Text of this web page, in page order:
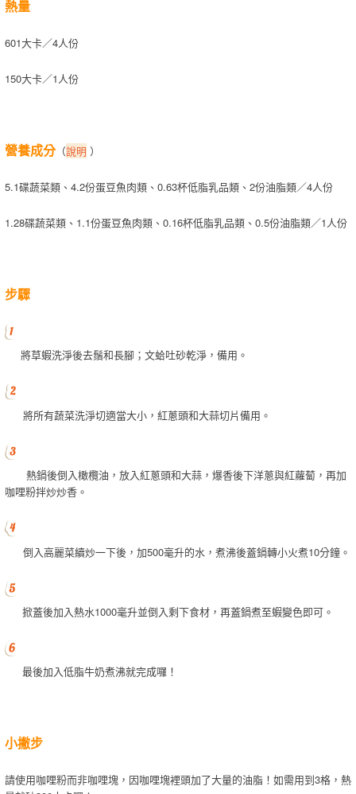
熱量
601大卡／4人份
150大卡／1人份
營養成分（說明 ）
5.1碟蔬菜類、4.2份蛋豆魚肉類、0.63杯低脂乳品類、2份油脂類／4人份
1.28碟蔬菜類、1.1份蛋豆魚肉類、0.16杯低脂乳品類、0.5份油脂類／1人份
步驟
將草蝦洗淨後去鬚和長腳；文蛤吐砂乾淨，備用。
將所有蔬菜洗淨切適當大小，紅蔥頭和大蒜切片備用。
熱鍋後倒入橄欖油，放入紅蔥頭和大蒜，爆香後下洋蔥與紅蘿蔔，再加
咖哩粉拌炒炒香。
倒入高麗菜續炒一下後，加500毫升的水，煮沸後蓋鍋轉小火煮10分鐘。
掀蓋後加入熱水1000毫升並倒入剩下食材，再蓋鍋煮至蝦變色即可。
最後加入低脂牛奶煮沸就完成囉！
小撇步
請使用咖哩粉而非咖哩塊，因咖哩塊裡頭加了大量的油脂！如需用到3格，熱